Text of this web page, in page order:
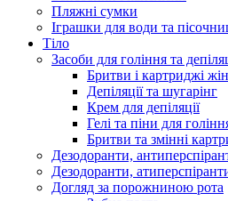
Пляжні сумки
Іграшки для води та
Тіло
Засоби для гоління та
Бритви і картриджі
Депіляції та шугарінг
Крем для депіляції
Гелі та піни для
Бритви та змінні
Дезодоранти,
Дезодоранти,
Догляд за порожниною рота